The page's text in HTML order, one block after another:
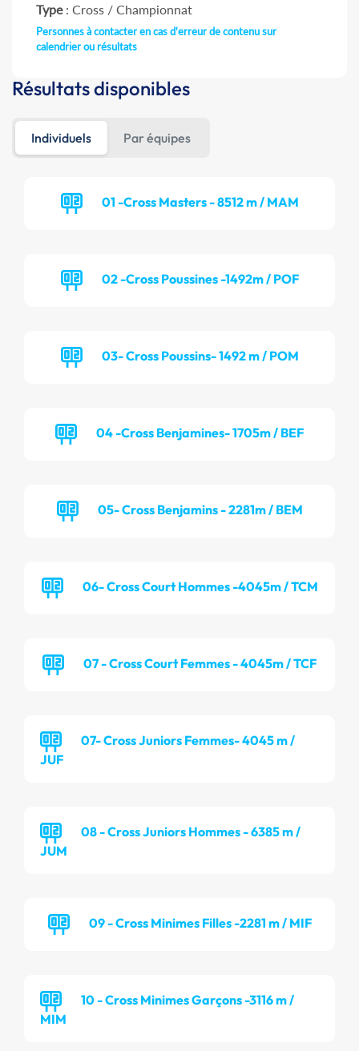
Type: Cross / Championnat
Personnes à contacter en cas d'erreur de contenu sur
calendrier ou résultats
Résultats disponibles
Individuels Par équipes
01 -Cross Masters - 8512 m / MAM
02 -Cross Poussines -1492m / POF
03- Cross Poussins- 1492 m / POM
04 -Cross Benjamines- 1705m / BEF
05- Cross Benjamins - 2281m / BEM
06- Cross Court Hommes -4045m / TCM
07 - Cross Court Femmes - 4045m / TCF
07- Cross Juniors Femmes- 4045 m /
JUF
08 - Cross Juniors Hommes - 6385 m /
JUM
09 - Cross Minimes Filles -2281 m / MIF
10 - Cross Minimes Garçons -3116 m /
MIM